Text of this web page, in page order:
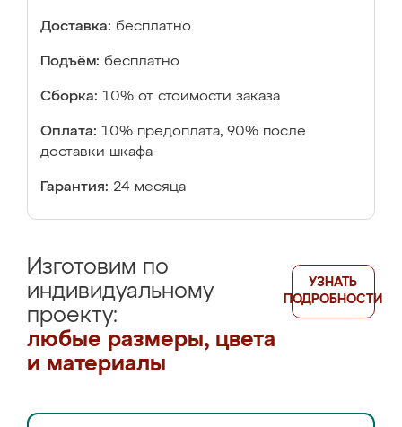
Доставка: бесплатно
Подъём: бесплатно
Сборка: 10% от стоимости заказа
Оплата: 10% предоплата, 90% после
доставки шкафа
Гарантия: 24 месяца
Изготовим по
индивидуальному
проекту:
любые размеры, цвета
и материалы
УЗНАТЬ
ПОДРОБНОСТИ